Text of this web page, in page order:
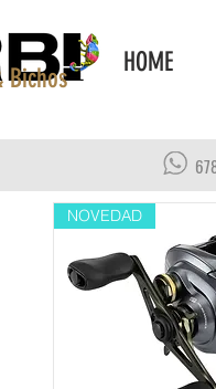
Bichos
HOME
NOVEDAD